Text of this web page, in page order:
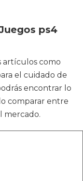
ps4
artículos como
el cuidado de
encontrar lo
comparar entre
mercado.